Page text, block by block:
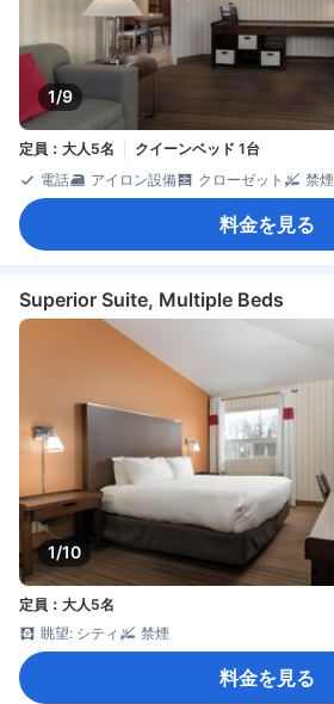
1/9
定員：大人5名
クイーンベッド 1台
電話
アイロン設備 クローゼット 禁煙
料金を見る
Superior Suite, Multiple Beds
1/10
定員：大人5名
眺望: シティ
禁煙
料金を見る